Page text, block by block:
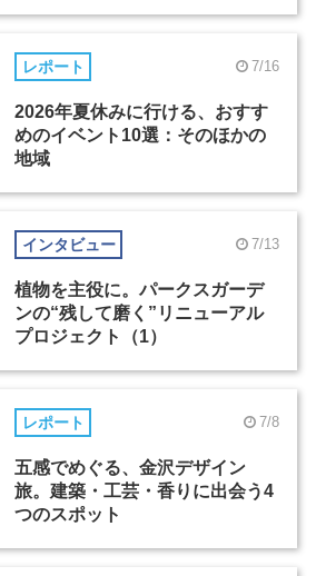
レポート 7/16
2026年夏休みに行ける、おすす
めのイベント10選：そのほかの
地域
インタビュー 7/13
植物を主役に。パークスガーデ
ンの“残して磨く”リニューアル
プロジェクト（1）
レポート 7/8
五感でめぐる、金沢デザイン
旅。建築・工芸・香りに出会う4
つのスポット